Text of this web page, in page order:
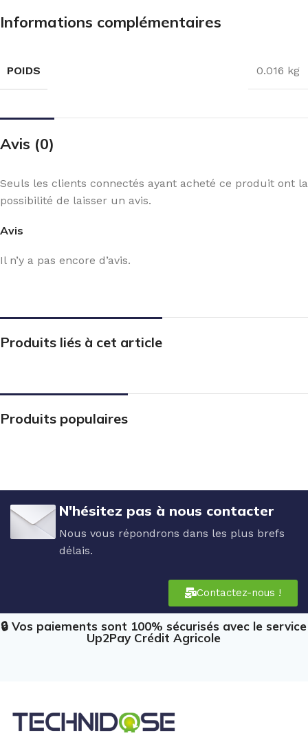
Informations complémentaires
POIDS 0.016 kg
Avis (0)
Avis
Il n’y a pas encore d’avis.
Seuls les clients connectés ayant acheté ce produit ont la
possibilité de laisser un avis.
Produits liés à cet article
Produits populaires
N'hésitez pas à nous contacter
Nous vous répondrons dans les plus brefs
délais.
Contactez-nous !
🔒 Vos paiements sont 100% sécurisés avec le service
Up2Pay Crédit Agricole